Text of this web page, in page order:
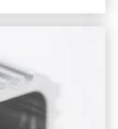
Co., Ltd. a
bilans de